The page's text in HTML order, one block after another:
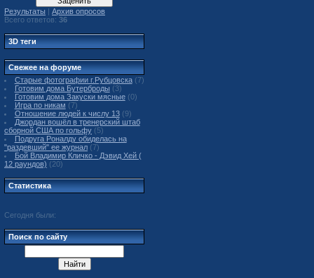
Результаты | Архив опросов
Всего ответов: 36
3D теги
Свежее на форуме
Старые фотографии г.Рубцовска (7)
Готовим дома Бутерброды (3)
Готовим дома Закуски мясные (0)
Игра по никам (7)
Отношение людей к числу 13 (9)
Джордан вошёл в тренерский штаб
сборной США по гольфу (5)
Подруга Роналду обиделась на
"раздевший" ее журнал (7)
Бой Владимир Кличко - Дэвид Хей (
12 раундов) (20)
Статистика
Сегодня были:
Поиск по сайту